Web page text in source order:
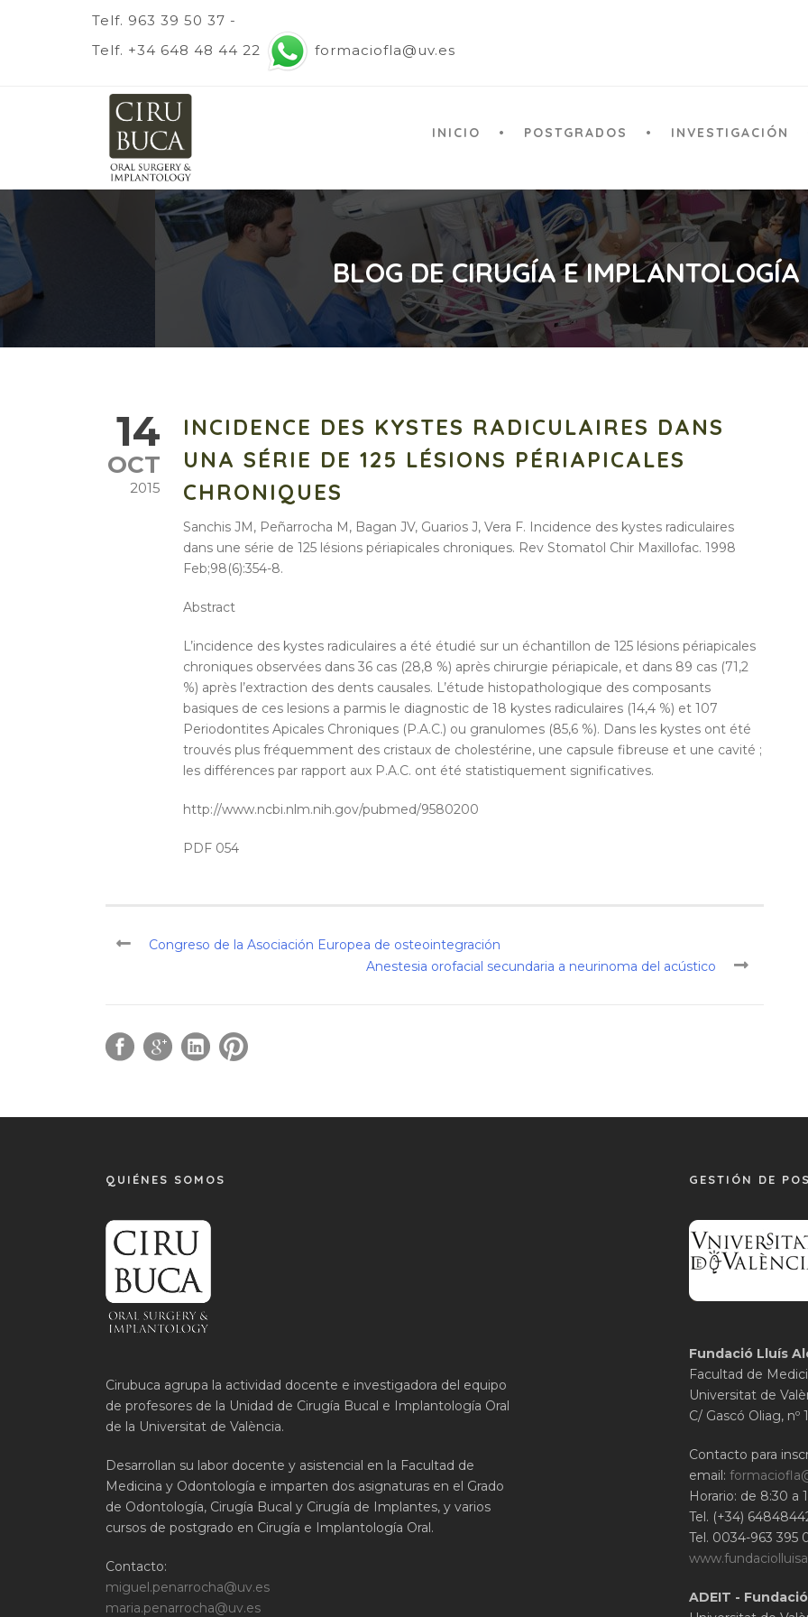
Telf. 963 39 50 37 -
Telf. +34 648 48 44 22
formaciofla@uv.es
INICIO POSTGRADOS INVESTIGACIÓN
BLOG DE CIRUGÍA E
14
OCT
2015
INCIDENCE DES KYSTES RADICULAIRES DANS
UNA SÉRIE DE 125 LÉSIONS PÉRIAPICALES
CHRONIQUES
Sanchis JM, Peñarrocha M, Bagan JV, Guarios J, Vera F. Incidence des kystes radiculaires
dans une série de 125 lésions périapicales chroniques. Rev Stomatol Chir Maxillofac. 1998
Feb;98(6):354-8.
Abstract
L’incidence des kystes radiculaires a été étudié sur un échantillon de 125 lésions périapicales
chroniques observées dans 36 cas (28,8 %) après chirurgie périapicale, et dans 89 cas (71,2
%) après l’extraction des dents causales. L’étude histopathologique des composants
basiques de ces lesions a parmis le diagnostic de 18 kystes radiculaires (14,4 %) et 107
Periodontites Apicales Chroniques (P.A.C.) ou granulomes (85,6 %). Dans les kystes ont été
trouvés plus fréquemment des cristaux de cholestérine, une capsule fibreuse et une cavité ;
les différences par rapport aux P.A.C. ont été statistiquement significatives.
http://www.ncbi.nlm.nih.gov/pubmed/9580200
PDF 054
Congreso de la Asociación Europea de osteointegración
Anestesia orofacial secundaria a neurinoma del acústico
QUIÉNES SOMOS
Cirubuca agrupa la actividad docente e investigadora del equipo
de profesores de la Unidad de Cirugía Bucal e Implantología Oral
de la Universitat de València.
Desarrollan su labor docente y asistencial en la Facultad de
Medicina y Odontología e imparten dos asignaturas en el Grado
de Odontología, Cirugía Bucal y Cirugía de Implantes, y varios
cursos de postgrado en Cirugía e Implantología Oral.
Contacto:
miguel.penarrocha@uv.es
maria.penarrocha@uv.es
GESTIÓN DE
Fundació Lluís
Facultad de
Universitat de
C/ Gascó Oliag, nº
Contacto para
email:
Horario: de 8:30 a
Tel. (+34)
Tel. 0034-963 395
ADEIT -